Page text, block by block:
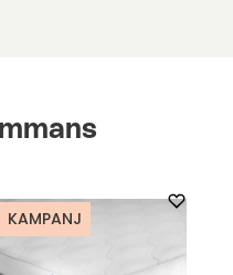
KAMPANJ